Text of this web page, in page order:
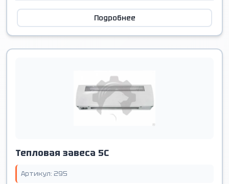
Подробнее
Тепловая завеса 5С
Артикул: 295